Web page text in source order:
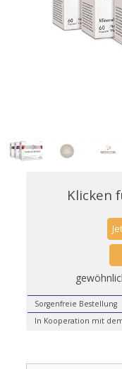
Klicken
Sorgenfreie Bestellung
In Kooperation mit